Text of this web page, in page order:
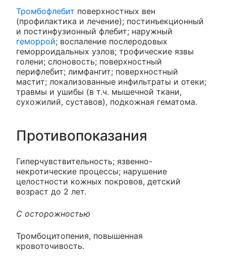
Тромбофлебит поверхностных вен
(профилактика и лечение); постинъекционный
и постинфузионный флебит; наружный
геморрой; воспаление послеродовых
геморроидальных узлов; трофические язвы
голени; слоновость; поверхностный
перифлебит; лимфангит; поверхностный
мастит; локализованные инфильтраты и отеки;
травмы и ушибы (в т.ч. мышечной ткани,
сухожилий, суставов), подкожная гематома.
Противопоказания
Гиперчувствительность; язвенно-
некротические процессы; нарушение
целостности кожных покровов, детский
возраст до 2 лет.
С осторожностью
Тромбоцитопения, повышенная
кровоточивость.